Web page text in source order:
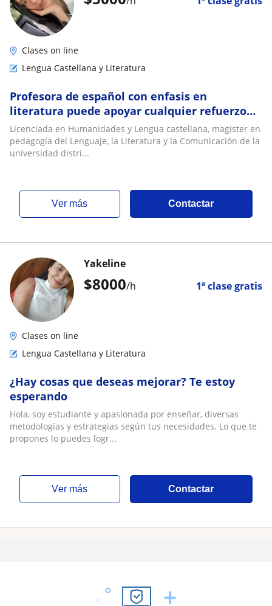
Clases on line
Lengua Castellana y Literatura
Profesora de español con enfasis en
literatura puede apoyar cualquier refuerzo
tanto a nivel primaria como bachillerato
Licenciada en Humanidades y Lengua castellana, magister en
pedagogía del Lenguaje, la Literatura y la Comunicación de la
universidad distri...
ver más Contactar
$8000/h 1ª clase gratis
Yakeline
Clases on line
Lengua Castellana y Literatura
¿Hay cosas que deseas mejorar? Te estoy
esperando
Hola, soy estudiante y apasionada por enseñar, diversas
metodologías y estrategias según tus necesidades. Lo que te
propones lo puedes logr...
ver más Contactar